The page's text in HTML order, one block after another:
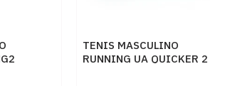
TENIS MASCULINO
RUNNING UA QUICKER 2